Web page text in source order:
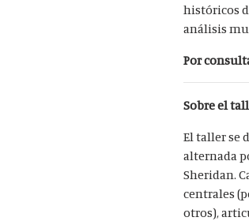
históricos
análisis
Por
Sobre el
El taller se
alternada
Sheridan.
centrales
otros),